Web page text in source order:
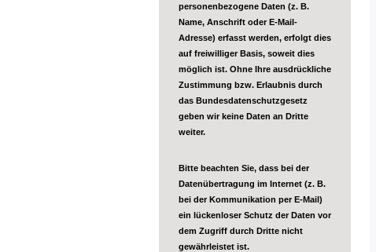
personenbezogene Daten (z. B.
Name, Anschrift oder E-Mail-
Adresse) erfasst werden, erfolgt dies
auf freiwilliger Basis, soweit dies
möglich ist. Ohne Ihre ausdrückliche
Zustimmung bzw. Erlaubnis durch
das Bundesdatenschutzgesetz
geben wir keine Daten an Dritte
weiter.
Bitte beachten Sie, dass bei der
Datenübertragung im Internet (z. B.
bei der Kommunikation per E-Mail)
ein lückenloser Schutz der Daten vor
dem Zugriff durch Dritte nicht
gewährleistet ist.